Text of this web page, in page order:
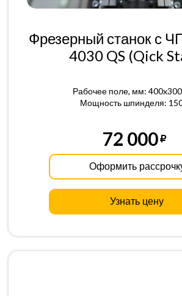
Фрезерный станок с
4030 QS (Qick
Рабочее поле, мм:
Мощность шпинделя:
72 000
Оформить
Узнать цену